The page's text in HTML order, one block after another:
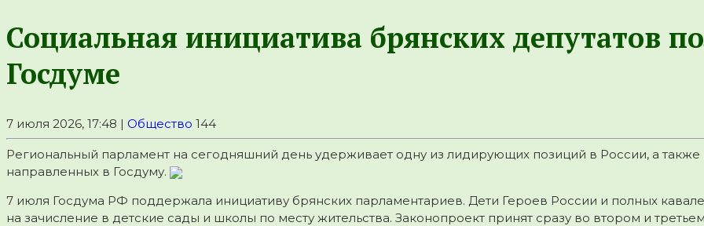
Социальная инициатива брянских депутатов
Госдуме
7 июля 2026, 17:48 | Общество 144
Региональный парламент на сегодняшний день удерживает одну из лидирующих позиций в России, а также
направленных в Госдуму.
7 июля Госдума РФ поддержала инициативу брянских парламентариев. Дети Героев России и полных
на зачисление в детские сады и школы по месту жительства. Законопроект принят сразу во втором и